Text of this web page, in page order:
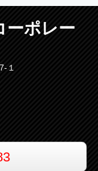
ーポレー
１